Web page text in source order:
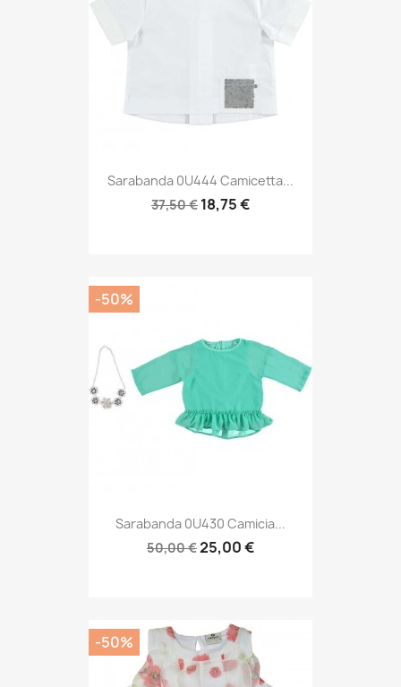
Sarabanda 0U444 Camicetta...
37,50 € 18,75 €
Sarabanda 0U430 Camicia...
50,00 €25,00 €
-50%
-50%